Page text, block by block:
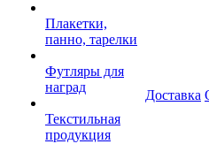
Плакетки,
панно, тарелки
Футляры для
наград
Текстильная
продукция
Доставка